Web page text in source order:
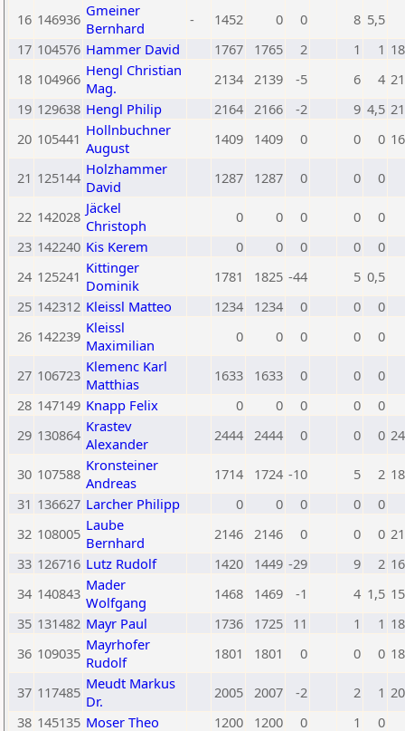
16 146936 Gmeiner
Bernhard
- 1452 0 0 8 5,5
17 104576 Hammer David 1767 1765 2 1 1
18 104966 Hengl Christian
Mag.
2134 2139 -5 6 4
19 129638 Hengl Philip 2164 2166 -2 9 4,5
20 105441 Hollnbuchner
August
1409 1409 0 0 0
21 125144 Holzhammer
David
1287 1287 0 0 0
22 142028 Jäckel
Christoph
0 0 0 0
0
23 142240 Kis Kerem 0 0 0 0
0
24 125241 Kittinger
Dominik
1781 1825 -44 5 0,5
25 142312 Kleissl Matteo 1234 1234 0 0
0
26 142239 Kleissl
Maximilian
0 0 0 0 0
27 106723 Klemenc Karl
Matthias
1633 1633 0 0
0
28 147149 Knapp Felix 0 0 0 0
0
29 130864 Krastev
Alexander
2444 2444 0 0 0
30 107588 Kronsteiner
Andreas
1714 1724 -10 5 2
31 136627 Larcher Philipp 0 0 0 0
0
32 108005 Laube
Bernhard
2146 2146 0 0 0
33 126716 Lutz Rudolf 1420 1449 -29 9 2
34 140843 Mader
Wolfgang
1468 1469 -1 4 1,5
35 131482 Mayr Paul 1736 1725 11 1 1
36 109035 Mayrhofer
Rudolf
1801 1801 0 0 0
37 117485 Meudt Markus
Dr.
2005 2007 -2 2 1
38 145135 Moser Theo 1200 1200 0 1
0